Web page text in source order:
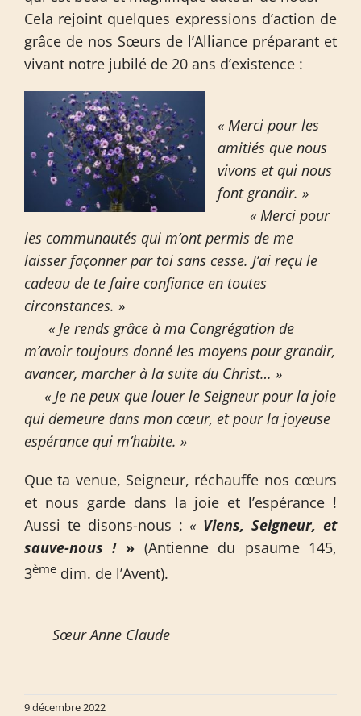
Cela rejoint quelques expressions d’action de
grâce de nos Sœurs de l’Alliance préparant et
vivant notre jubilé de 20 ans d’existence :
« Merci pour les
amitiés que nous
vivons et qui nous
font grandir. »
« Merci pour
les communautés qui m’ont permis de me
laisser façonner par toi sans cesse. J’ai reçu le
cadeau de te faire confiance en toutes
circonstances. »
« Je rends grâce à ma Congrégation de
m’avoir toujours donné les moyens pour grandir,
avancer, marcher à la suite du Christ… »
« Je ne peux que louer le Seigneur pour la joie
qui demeure dans mon cœur, et pour la joyeuse
espérance qui m’habite. »
Que ta venue, Seigneur, réchauffe nos cœurs
et nous garde dans la joie et l’espérance !
Aussi te disons-nous :« Viens, Seigneur, et
sauve-nous ! » (Antienne du psaume 145,
3èmedim. de l’Avent).
Sœur Anne Claude
9 décembre 2022